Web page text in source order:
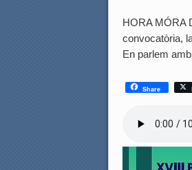
HORA MÓRA
convocatòria,
En parlem
Share